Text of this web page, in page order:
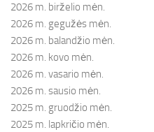
2026 m. birželio mėn.
2026 m. gegužės mėn.
2026 m. balandžio mėn.
2026 m. kovo mėn.
2026 m. vasario mėn.
2026 m. sausio mėn.
2025 m. gruodžio mėn.
2025 m. lapkričio mėn.